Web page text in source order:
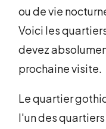
ou de vie
Voici les
devez
prochaine visite.
Le quartier
l'un des